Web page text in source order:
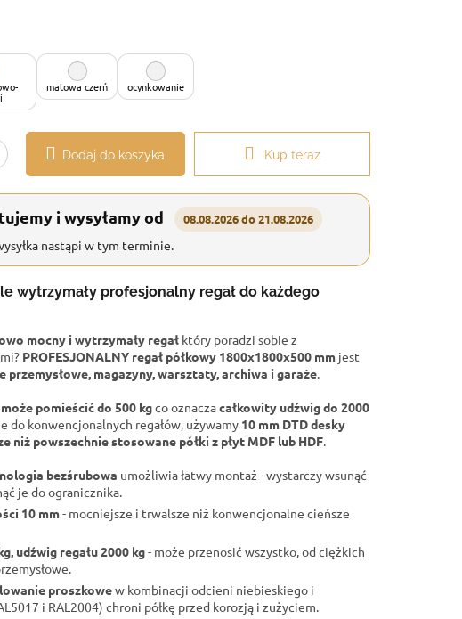
matowa czerń ocynkowanie
Dodaj do koszyka Kup teraz
i wysyłamy od 08.08.2026 do 21.08.2026
nastąpi w tym terminie.
wytrzymały profesjonalny regał do każdego
mocny i wytrzymały regał który poradzi sobie z
PROFESJONALNY regał półkowy 1800x1800x500 mm jest
przemysłowe, magazyny, warsztaty, archiwa i garaże.
pomieścić do 500 kgco oznaczacałkowity udźwig do 2000
do konwencjonalnych regałów, używamy 10 mm DTD desky
niż powszechnie stosowane półki z płyt MDF lub HDF.
bezśrubowa umożliwia łatwy montaż - wystarczy wsunąć
je do ogranicznika.
10 mm- mocniejsze i trwalsze niż konwencjonalne cieńsze
udźwig regału 2000 kg- może przenosić wszystko, od ciężkich
proszkowew kombinacji odcieni niebieskiego i
i RAL2004) chroni półkę przed korozją i zużyciem.